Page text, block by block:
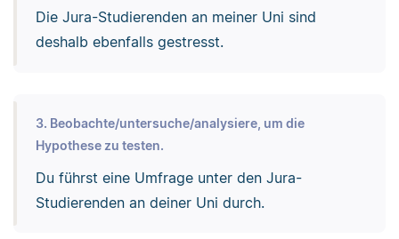
Die Jura-Studierenden an meiner Uni sind
deshalb ebenfalls gestresst.
3. Beobachte/untersuche/analysiere, um die
Hypothese zu testen.
Du führst eine Umfrage unter den Jura-
Studierenden an deiner Uni durch.